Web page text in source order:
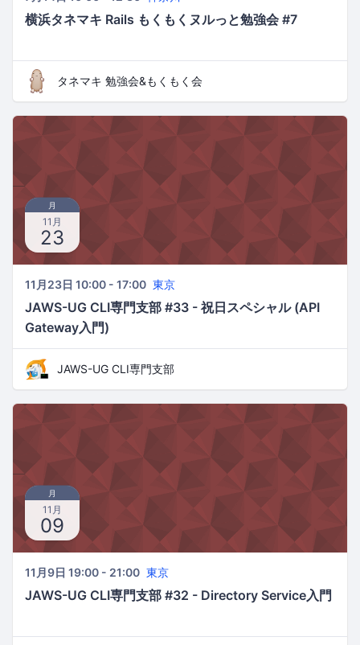
横浜タネマキ Rails もくもくヌルっと勉強会 #7
タネマキ 勉強会&もくもく会
月
11月
23
11月23日 10:00 - 17:00 東京
JAWS-UG CLI専門支部 #33 - 祝日スペシャル (API
Gateway入門)
JAWS-UG CLI専門支部
月
11月
09
11月9日 19:00 - 21:00 東京
JAWS-UG CLI専門支部 #32 - Directory Service入門